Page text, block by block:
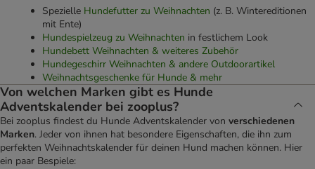
Spezielle Hundefutter zu Weihnachten (z. B. Wintereditionen
mit Ente)
Hundespielzeug zu Weihnachten in festlichem Look
Hundebett Weihnachten & weiteres Zubehör
Hundegeschirr Weihnachten & andere Outdoorartikel
Weihnachtsgeschenke für Hunde & mehr
Von welchen Marken gibt es Hunde
Adventskalender bei zooplus?
Bei zooplus findest du Hunde Adventskalender von verschiedenen
Marken. Jeder von ihnen hat besondere Eigenschaften, die ihn zum
perfekten Weihnachtskalender für deinen Hund machen können. Hier
ein paar Bespiele: